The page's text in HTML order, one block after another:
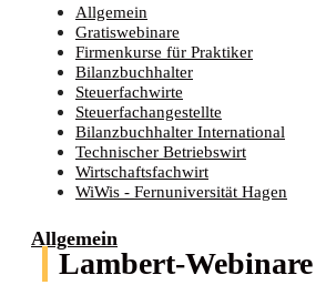
Allgemein
Gratiswebinare
Firmenkurse für Praktiker
Bilanzbuchhalter
Steuerfachwirte
Steuerfachangestellte
Bilanzbuchhalter International
Technischer Betriebswirt
Wirtschaftsfachwirt
WiWis - Fernuniversität Hagen
Allgemein
Lambert-Webinare